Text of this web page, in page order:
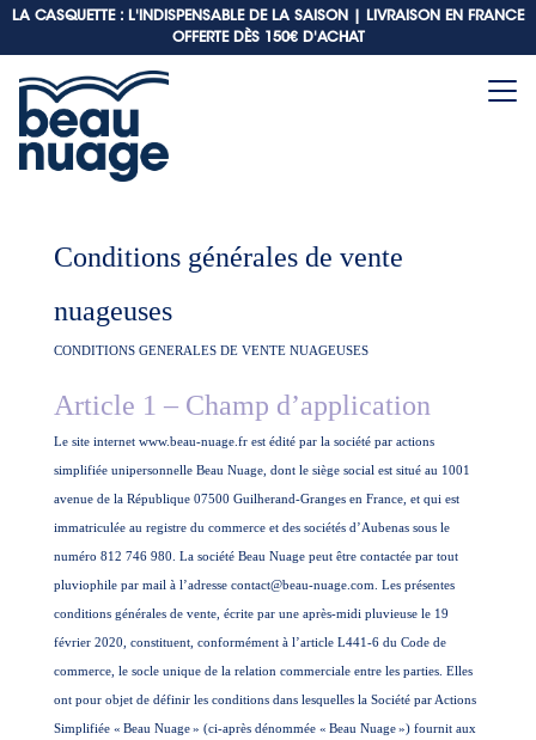
LA CASQUETTE : L'INDISPENSABLE DE LA SAISON |
LIVRAISON EN FRANCE
OFFERTE DÈS 150€ D'ACHAT
Conditions générales de vente
nuageuses
CONDITIONS GENERALES DE VENTE NUAGEUSES
Article 1 – Champ d’application
Le site internet www.beau-nuage.fr est édité par la société par actions
simplifiée unipersonnelle Beau Nuage, dont le siège social est situé au 1001
avenue de la République 07500 Guilherand-Granges en France, et qui est
immatriculée au registre du commerce et des sociétés d’Aubenas sous le
numéro 812 746 980. La société Beau Nuage peut être contactée par tout
pluviophile par mail à l’adresse contact@beau-nuage.com. Les présentes
conditions générales de vente, écrite par une après-midi pluvieuse le 19
février 2020, constituent, conformément à l’article L441-6 du Code de
commerce, le socle unique de la relation commerciale entre les parties. Elles
ont pour objet de définir les conditions dans lesquelles la Société par Actions
Simplifiée « Beau Nuage» (ci-après dénommée « Beau Nuage») fournit aux